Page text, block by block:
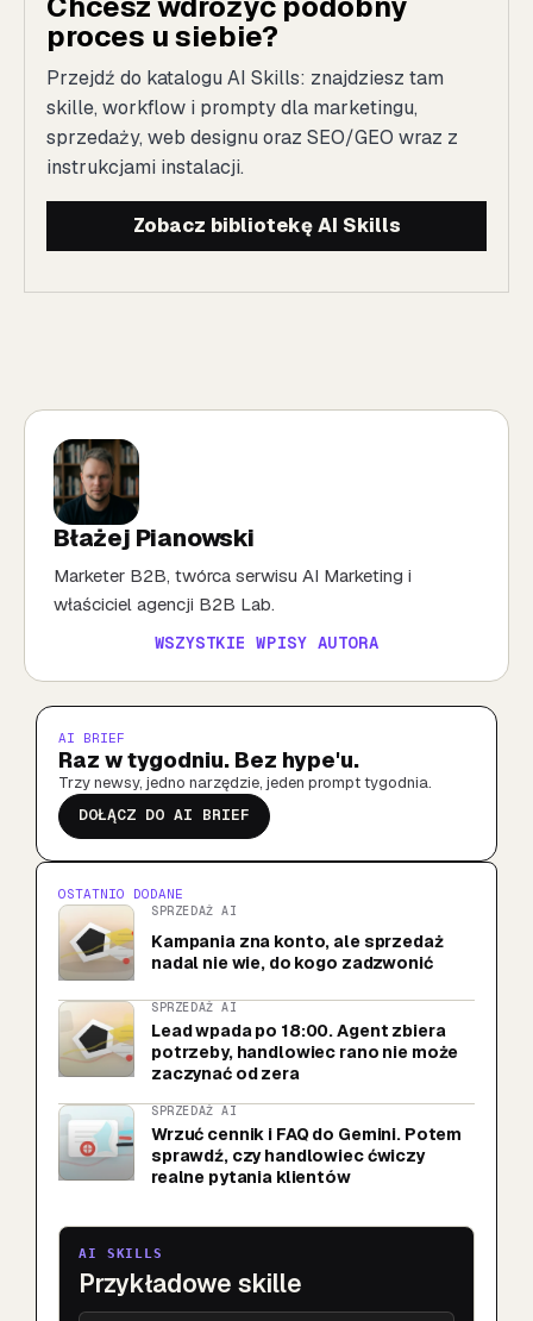
proces u siebie?
Przejdź do katalogu AI Skills: znajdziesz tam
skille, workflow i prompty dla marketingu,
sprzedaży, web designu oraz SEO/GEO wraz z
instrukcjami instalacji.
Zobacz bibliotekę AI Skills
Błażej Pianowski
Marketer B2B, twórca serwisu AI Marketing i
właściciel agencji B2B Lab.
WSZYSTKIE WPISY AUTORA
AI BRIEF
Raz w tygodniu. Bez hype'u.
Trzy newsy, jedno narzędzie, jeden prompt tygodnia.
DOŁĄCZ DO AI BRIEF
OSTATNIO DODANE
SPRZEDAŻ AI
Kampania zna konto, ale sprzedaż
nadal nie wie, do kogo zadzwonić
SPRZEDAŻ AI
Lead wpada po 18:00. Agent zbiera
potrzeby, handlowiec rano nie może
zaczynać od zera
SPRZEDAŻ AI
Wrzuć cennik i FAQ do Gemini. Potem
sprawdź, czy handlowiec ćwiczy
realne pytania klientów
AI SKILLS
Przykładowe skille